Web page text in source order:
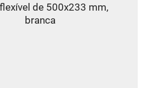
de 500x233 mm,
branca